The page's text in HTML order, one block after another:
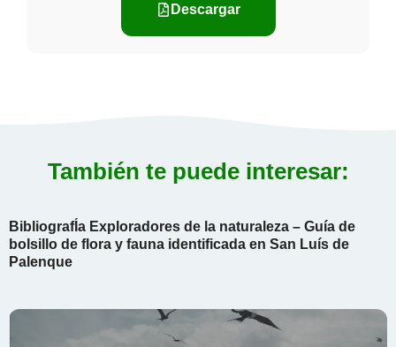
Descargar
También te puede interesar:
BibliografÍa Exploradores de la naturaleza – Guía de
bolsillo de flora y fauna identificada en San Luís de
Palenque